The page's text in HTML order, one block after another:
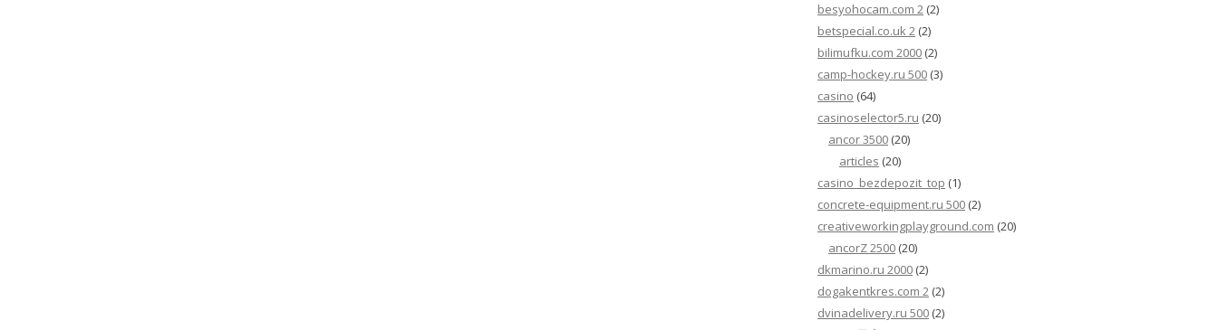
besyohocam.com 2 (2)
betspecial.co.uk 2 (2)
bilimufku.com 2000 (2)
camp-hockey.ru 500 (3)
casino (64)
casinoselector5.ru (20)
ancor 3500 (20)
articles (20)
casino_bezdepozit_top (1)
concrete-equipment.ru 500 (2)
creativeworkingplayground.com (20)
ancorZ 2500 (20)
dkmarino.ru 2000 (2)
dogakentkres.com 2 (2)
dvinadelivery.ru 500 (2)